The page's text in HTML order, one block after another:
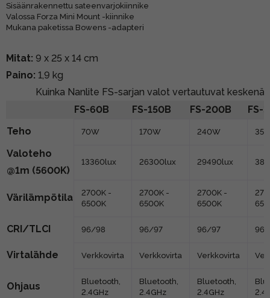
Sisäänrakennettu sateenvarjokiinnike
Valossa Forza Mini Mount -kiinnike
Mukana paketissa Bowens -adapteri
Mitat: 9 x 25 x 14 cm
Paino: 1,9 kg
Kuinka Nanlite FS-sarjan valot vertautuvat
FS-60B
FS-150B FS-200B
FS-
Teho
70W 170W 240W
Valoteho
@1m (5600K)
13360lux 26300lux 29490lux
Värilämpötila
2700K -
6500K
2700K -
6500K
2700K -
6500K
CRI/TLCI 96/98 96/97 96/97 96/
Virtalähde Verkkovirta Verkkovirta Verkkovirta
Ohjaus
Bluetooth,
2.4GHz
Bluetooth,
2.4GHz
Bluetooth,
2.4GHz